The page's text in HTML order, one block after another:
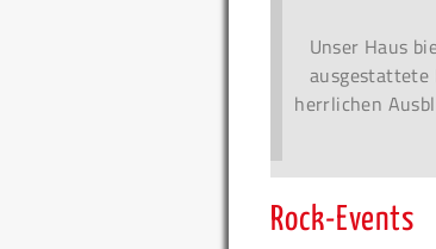
Unser Haus
ausgestattete
herrlichen
Rock-Events